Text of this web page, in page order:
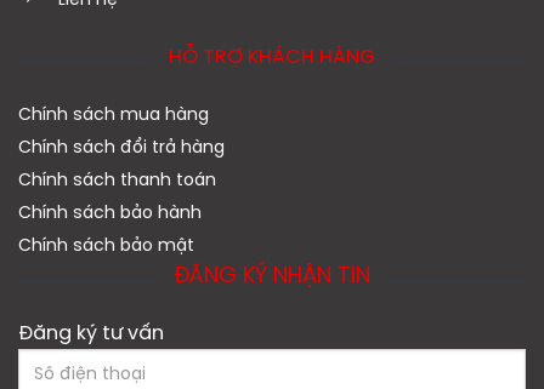
HỖ TRỢ KHÁCH HÀNG
Chính sách mua hàng
Chính sách đổi trả hàng
Chính sách thanh toán
Chính sách bảo hành
Chính sách bảo mật
ĐĂNG KÝ NHẬN TIN
Đăng ký tư vấn